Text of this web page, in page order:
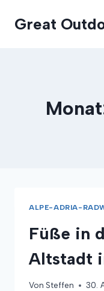
InhaltGreat
ALPE-ADRIA-
Füße in
Altstadt
Von Steffen 30.